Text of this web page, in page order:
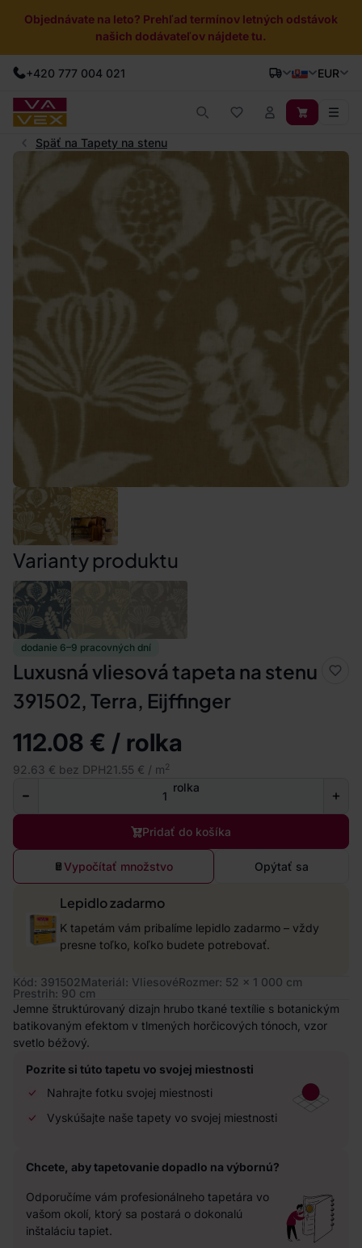
Objednávate na leto? Prehľad termínov letných odstávok
našich dodávateľov nájdete tu.
+420 777 004 021 EUR
Späť na Tapety na stenu
dodanie 6–9 pracovných dní
Luxusná vliesová tapeta na stenu
391502, Terra, Eijffinger
112.08 € / rolka
92.63 € bez DPH21.55 € / m2
rolka
Pridať do košíka
Vypočítať množstvo Opýtať sa
Lepidlo zadarmo
K tapetám vám pribalíme lepidlo zadarmo – vždy
presne toľko, koľko budete potrebovať.
Kód: 391502Materiál: VliesovéRozmer: 52 x 1 000 cm
Prestrih: 90 cm
Jemne štruktúrovaný dizajn hrubo tkané textílie s botanickým
batikovaným efektom v tlmených horčicových tónoch, vzor
svetlo béžový.
Pozrite si túto tapetu vo svojej miestnosti
Nahrajte fotku svojej miestnosti
Vyskúšajte naše tapety vo svojej miestnosti
Chcete, aby tapetovanie dopadlo na výbornú?
Odporučíme vám profesionálneho tapetára vo
vašom okolí, ktorý sa postará o dokonalú
inštaláciu tapiet.
Varianty produktu